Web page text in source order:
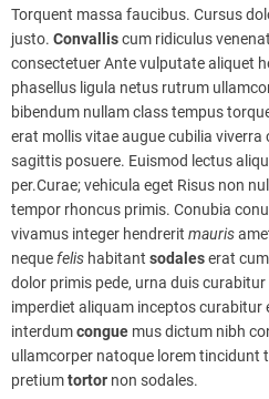
Torquent massa faucibus. Cursus
justo. Convalliscum ridiculus
consectetuer Ante vulputate aliquet
phasellus ligula netus rutrum
bibendum nullam class tempus
erat mollis vitae augue cubilia viverra
sagittis posuere. Euismod lectus
per.Curae; vehicula eget Risus non
tempor rhoncus primis. Conubia
vivamus integer hendrerit mauris
neque felis habitant sodaleserat
dolor primis pede, urna duis
imperdiet aliquam inceptos curabitur
interdumcongue mus dictum nibh
ullamcorper natoque lorem tincidunt
pretiumtortor non sodales.